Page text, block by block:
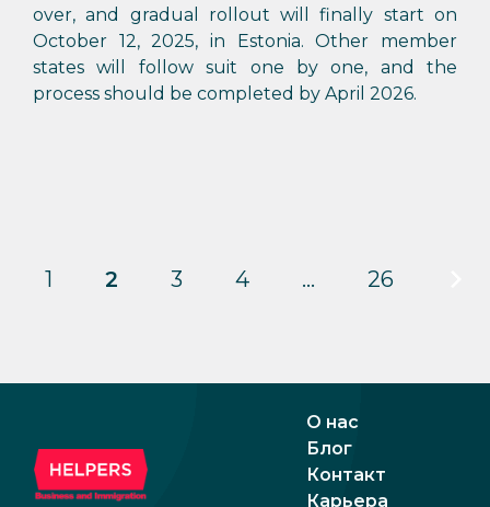
over, and gradual rollout will finally start on
October 12, 2025, in Estonia. Other member
states will follow suit one by one, and the
process should be completed by April 2026.
1 2 3 4 … 26
О нас
Блог
Контакт
Карьера